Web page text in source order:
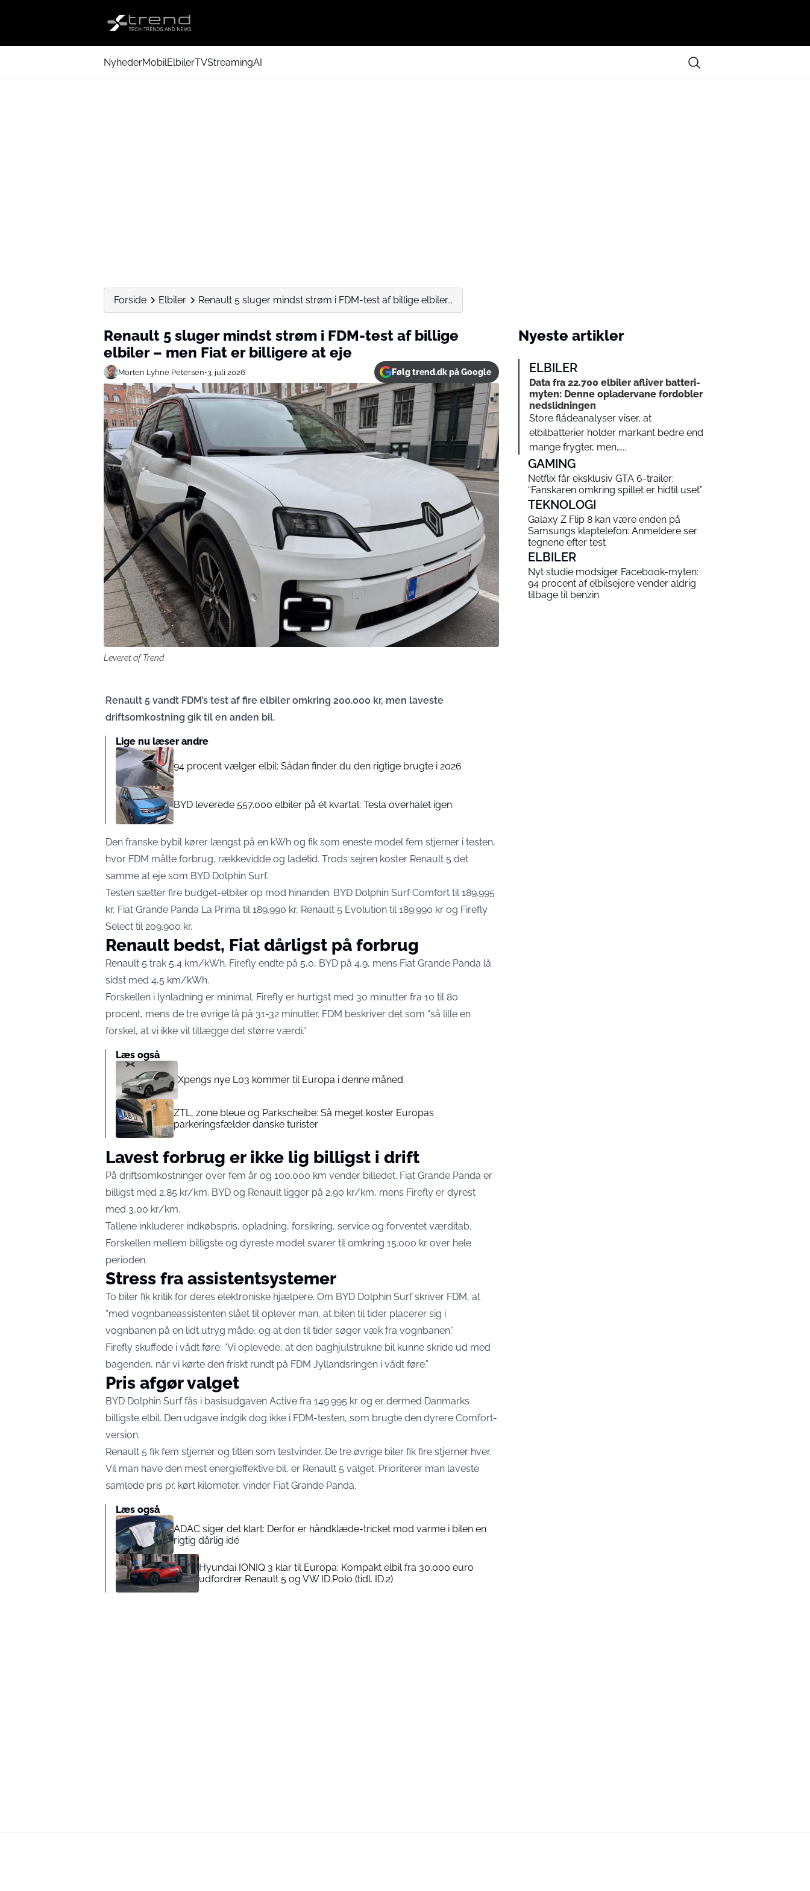
NyhederMobilElbilerTVStreamingAI
Forside Elbiler Renault 5 sluger mindst strøm i FDM-test af billige elbiler...
Renault 5 sluger mindst strøm i FDM-test af billige
elbiler – men Fiat er billigere at eje
Morten Lyhne Petersen•3. juli 2026 Følg trend.dk på Google
Leveret af Trend
Renault 5 vandt FDM’s test af fire elbiler omkring 200.000 kr, men laveste
driftsomkostning gik til en anden bil.
Lige nu læser andre
94 procent vælger elbil: Sådan finder du den rigtige brugte i 2026
BYD leverede 557.000 elbiler på ét kvartal: Tesla overhalet igen
Den franske bybil kører længst på en kWh og fik som eneste model fem stjerner i testen,
hvor FDM målte forbrug, rækkevidde og ladetid. Trods sejren koster Renault 5 det
samme at eje som BYD Dolphin Surf.
Testen sætter fire budget-elbiler op mod hinanden: BYD Dolphin Surf Comfort til 189.995
kr, Fiat Grande Panda La Prima til 189.990 kr, Renault 5 Evolution til 189.990 kr og Firefly
Select til 209.900 kr.
Renault bedst, Fiat dårligst på forbrug
Renault 5 trak 5,4 km/kWh. Firefly endte på 5,0, BYD på 4,9, mens Fiat Grande Panda lå
sidst med 4,5 km/kWh.
Forskellen i lynladning er minimal. Firefly er hurtigst med 30 minutter fra 10 til 80
procent, mens de tre øvrige lå på 31-32 minutter. FDM beskriver det som “så lille en
forskel, at vi ikke vil tillægge det større værdi.”
Læs også
Xpengs nye L03 kommer til Europa i denne måned
ZTL, zone bleue og Parkscheibe: Så meget koster Europas
parkeringsfælder danske turister
Lavest forbrug er ikke lig billigst i drift
På driftsomkostninger over fem år og 100.000 km vender billedet. Fiat Grande Panda er
billigst med 2,85 kr/km. BYD og Renault ligger på 2,90 kr/km, mens Firefly er dyrest
med 3,00 kr/km.
Tallene inkluderer indkøbspris, opladning, forsikring, service og forventet værditab.
Forskellen mellem billigste og dyreste model svarer til omkring 15.000 kr over hele
perioden.
Stress fra assistentsystemer
To biler fik kritik for deres elektroniske hjælpere. Om BYD Dolphin Surf skriver FDM, at
“med vognbaneassistenten slået til oplever man, at bilen til tider placerer sig i
vognbanen på en lidt utryg måde, og at den til tider søger væk fra vognbanen.”
Firefly skuffede i vådt føre: “Vi oplevede, at den baghjulstrukne bil kunne skride ud med
bagenden, når vi kørte den friskt rundt på FDM Jyllandsringen i vådt føre.”
Pris afgør valget
BYD Dolphin Surffås i basisudgaven Active fra 149.995 kr og er dermed Danmarks
billigste elbil. Den udgave indgik dog ikke i FDM-testen, som brugte den dyrere Comfort-
version.
Renault 5 fik fem stjerner og titlen som testvinder. De tre øvrige biler fik fire stjerner hver.
Vil man have den mest energieffektive bil, er Renault 5 valget. Prioriterer man laveste
samlede pris pr. kørt kilometer, vinder Fiat Grande Panda.
Læs også
ADAC siger det klart: Derfor er håndklæde-tricket mod varme i bilen en
rigtig dårlig idé
Hyundai IONIQ 3 klar til Europa: Kompakt elbil fra 30.000 euro
udfordrer Renault 5 og VW ID.Polo (tidl. ID.2)
Nyeste artikler
ELBILER
Data fra 22.700 elbiler afliver batteri-
myten: Denne opladervane fordobler
nedslidningen
Store flådeanalyser viser, at
elbilbatterier holder markant bedre end
mange frygter, men…...
GAMING
Netflix får eksklusiv GTA 6-trailer:
“Fanskaren omkring spillet er hidtil uset”
TEKNOLOGI
Galaxy Z Flip 8 kan være enden på
Samsungs klaptelefon: Anmeldere ser
tegnene efter test
ELBILER
Nyt studie modsiger Facebook-myten:
94 procent af elbilsejere vender aldrig
tilbage til benzin